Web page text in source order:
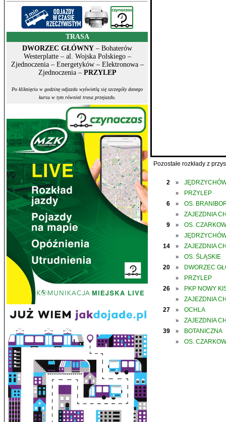
TRASA
DWORZEC GŁÓWNY – Bohaterów
Westerplatte – al. Wojska Polskiego –
Zjednoczenia – Energetyków – Elektronowa –
Zjednoczenia – PRZYLEP
Po kliknięciu w godzinę odjazdu wyświetlą się szczegóły danego
kursu w tym również trasa przejazdu.
Pozostałe rozkłady z
2 »
»
PRZYLEP
6
» OS.
»
ZAJEZDNIA
9
» OS.
»
14
» ZAJEZDNIA
»
OS. ŚLĄSKIE
20
» DWORZEC
»
PRZYLEP
26
» PKP NOWY
»
ZAJEZDNIA
27
» OCHLA
»
ZAJEZDNIA
39
» BOTANICZNA
» OS.